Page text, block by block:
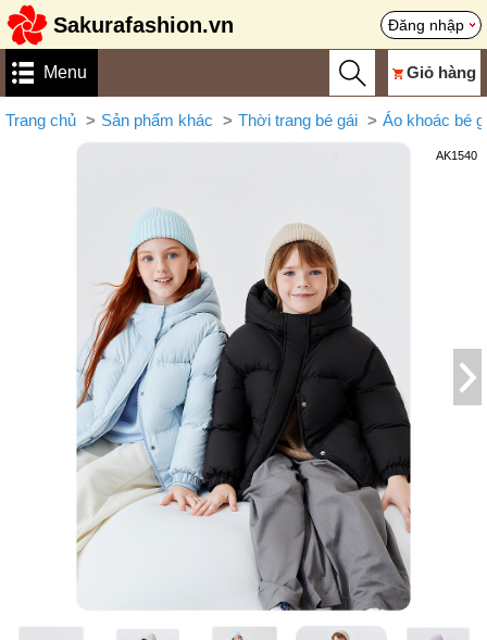
Sakurafashion.vn Đăng nhập
Menu Giỏ hàng
Trang chủ Sản phẩm khác Thời trang bé gái Áo khoác bé
AK1540